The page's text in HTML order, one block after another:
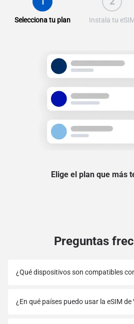
Selecciona tu plan Instala tu
Elige el plan que más
Preguntas
¿Qué dispositivos son compatibles
¿En qué países puedo usar la eSIM de